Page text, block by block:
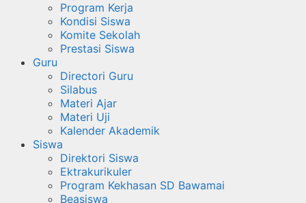
Program Kerja
Kondisi Siswa
Komite Sekolah
Prestasi Siswa
Guru
Directori Guru
Silabus
Materi Ajar
Materi Uji
Kalender Akademik
Siswa
Direktori Siswa
Ektrakurikuler
Program Kekhasan SD Bawamai
Beasiswa